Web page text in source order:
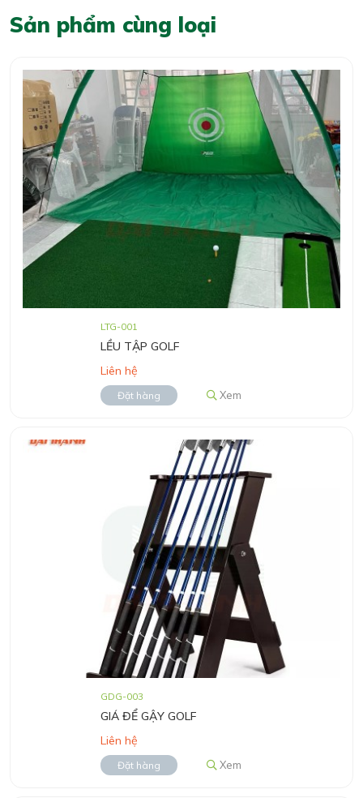
Sản phẩm cùng loại
LTG-001
LỀU TẬP GOLF
Liên hệ
Đặt hàng Xem
GDG-003
GIÁ ĐỂ GẬY GOLF
Liên hệ
Đặt hàng Xem